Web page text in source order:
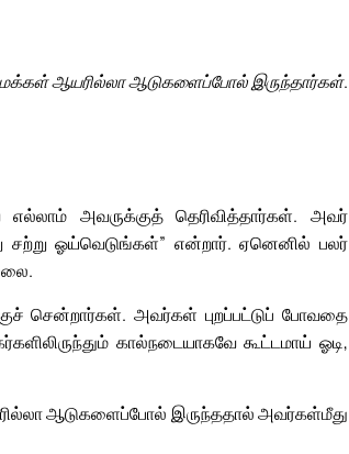
மக்கள் ஆயரில்லா ஆடுகளைப்போல் இருந்தார்கள்.
அவருக்குத் தெரிவித்தார்கள். அவர்
ஓய்வெடுங்கள்” என்றார். ஏனெனில் பலர்
சென்றார்கள். அவர்கள் புறப்பட்டுப் போவதை
கால்நடையாகவே கூட்டமாய் ஓடி,
ஆடுகளைப்போல் இருந்ததால் அவர்கள்மீது